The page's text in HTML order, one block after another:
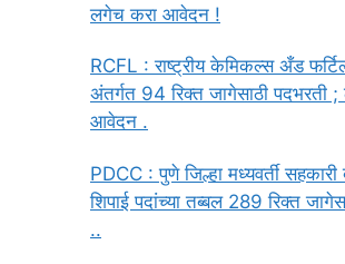
लगेच करा आवेदन !
RCFL : राष्ट्रीय केमिकल्स अँड
अंतर्गत 94 रिक्त जागेसाठी पदभरती
आवेदन .
PDCC : पुणे जिल्हा मध्यवर्ती
शिपाई पदांच्या तब्बल 289 रिक्त
..